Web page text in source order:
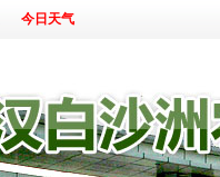
今日天气